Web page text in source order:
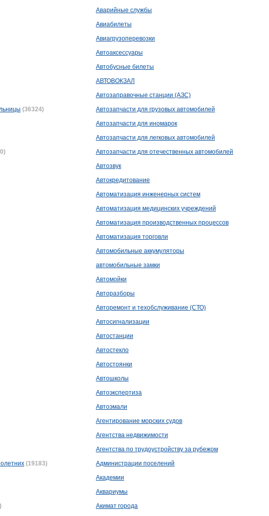
(36324)
(19183)
Аварийные службы
Авиабилеты
Авиагрузоперевозки
Автоаксессуары
Автобусные билеты
АВТОВОКЗАЛ
Автозаправочные станции (АЗС)
Автозапчасти для грузовых автомобилей
Автозапчасти для иномарок
Автозапчасти для легковых автомобилей
Автозапчасти для отечественных автомобилей
Автозвук
Автокредитование
Автоматизация инженерных систем
Автоматизация медицинских учреждений
Автоматизация производственных процессов
Автоматизация торговли
Автомобильные аккумуляторы
автомобильные замки
Автомойки
Авторазборы
Авторемонт и техобслуживание (СТО)
Автосигнализации
Автостанции
Автостекло
Автостоянки
Автошколы
Автоэкспертиза
Автоэмали
Агентирование морских судов
Агентства недвижимости
Агентства по трудоустройству за рубежом
Администрации поселений
Академии
Аквариумы
Акимат города